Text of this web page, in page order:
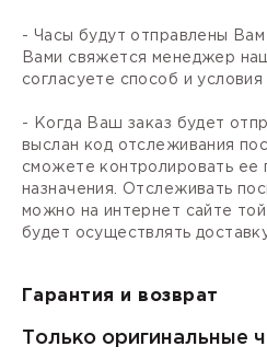
- Часы будут отправлены Вам
Вами свяжется менеджер
согласуете способ и условия
- Когда Ваш заказ будет
выслан код отслеживания
сможете контролировать ее
назначения. Отслеживать
можно на интернет сайте
будет осуществлять
Гарантия и возврат
Только оригинальные